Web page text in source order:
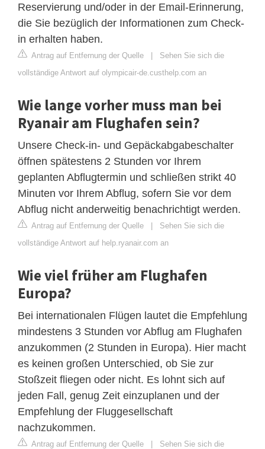
Reservierung und/oder in der Email-Erinnerung,
die Sie bezüglich der Informationen zum Check-
in erhalten haben.
Antrag auf Entfernung der Quelle | Sehen Sie sich die
vollständige Antwort auf olympicair-de.custhelp.com an
Wie lange vorher muss man bei
Ryanair am Flughafen sein?
Unsere Check-in- und Gepäckabgabeschalter
öffnen spätestens 2 Stunden vor Ihrem
geplanten Abflugtermin und schließen strikt 40
Minuten vor Ihrem Abflug, sofern Sie vor dem
Abflug nicht anderweitig benachrichtigt werden.
Antrag auf Entfernung der Quelle | Sehen Sie sich die
vollständige Antwort auf help.ryanair.com an
Wie viel früher am Flughafen
Europa?
Bei internationalen Flügen lautet die Empfehlung
mindestens 3 Stunden vor Abflug am Flughafen
anzukommen (2 Stunden in Europa). Hier macht
es keinen großen Unterschied, ob Sie zur
Stoßzeit fliegen oder nicht. Es lohnt sich auf
jeden Fall, genug Zeit einzuplanen und der
Empfehlung der Fluggesellschaft
nachzukommen.
Antrag auf Entfernung der Quelle | Sehen Sie sich die